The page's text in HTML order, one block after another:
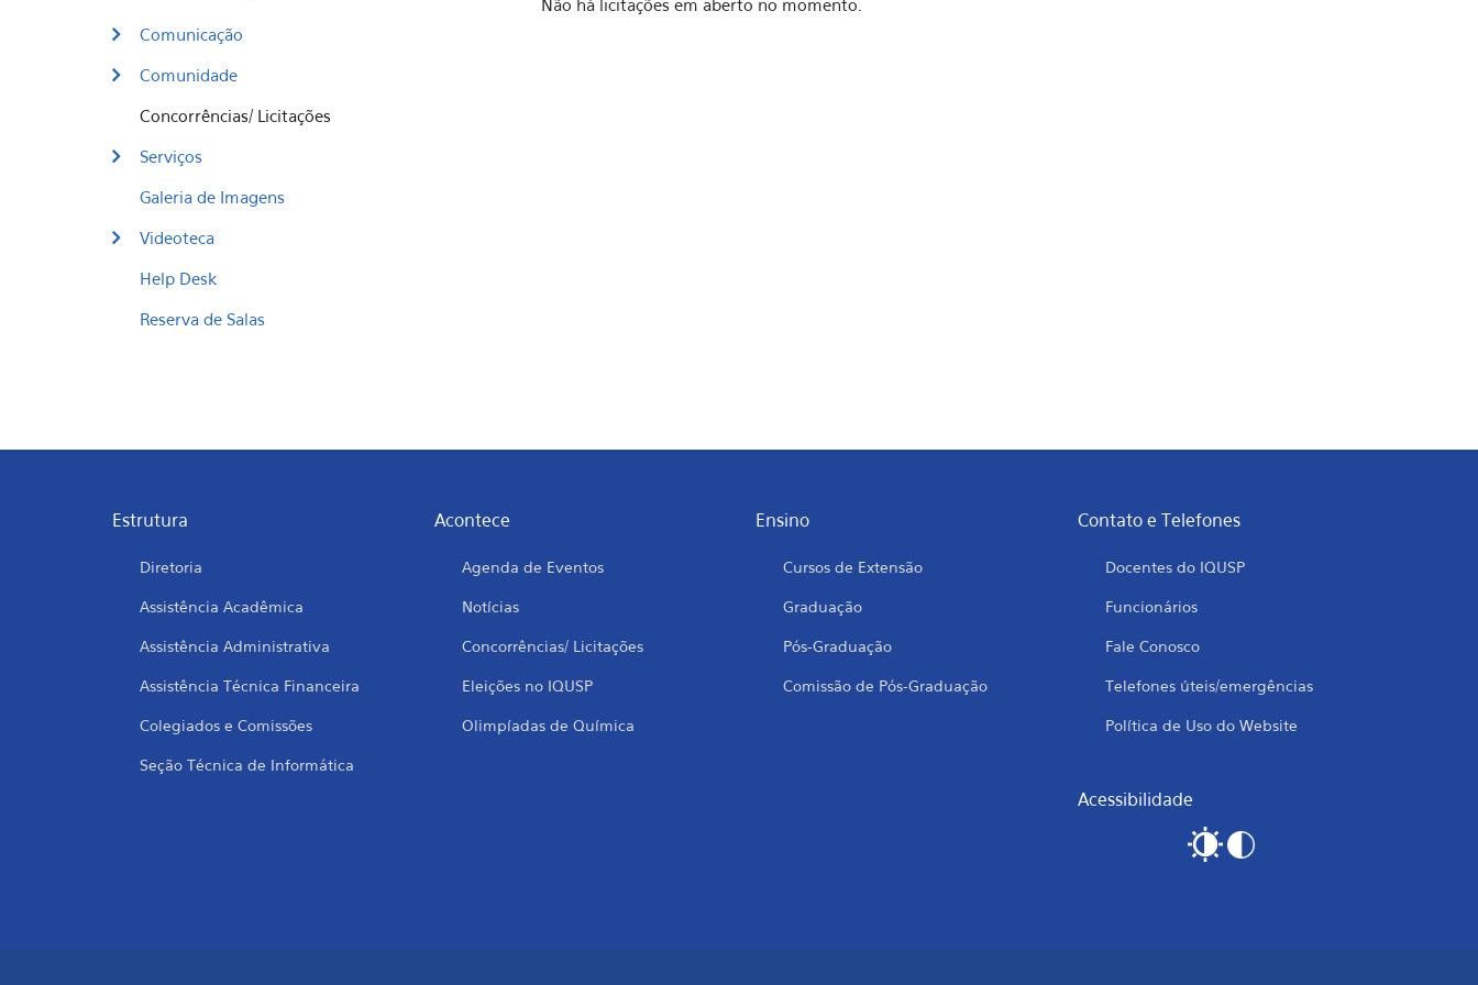
Comunicação
Comunidade
Concorrências/ Licitações
Serviços
Galeria de Imagens
Videoteca
Help Desk
Reserva de Salas
Não há licitações em aberto no momento.
Estrutura
Diretoria
Assistência Acadêmica
Assistência Administrativa
Assistência Técnica Financeira
Colegiados e Comissões
Seção Técnica de Informática
Acontece
Agenda de Eventos
Notícias
Concorrências/ Licitações
Eleições no IQUSP
Olimpíadas de Química
Ensino
Cursos de Extensão
Graduação
Pós-Graduação
Comissão de Pós-Graduação
Contato e Telefones
Docentes do IQUSP
Funcionários
Fale Conosco
Telefones úteis/emergências
Política de Uso do Website
Acessibilidade